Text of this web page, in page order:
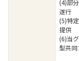
(4)部
遂行
(5)特
提供
(6)当
型共